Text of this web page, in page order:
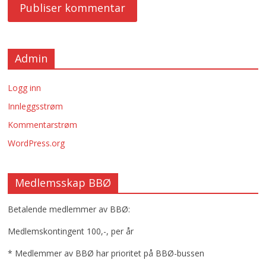
Admin
Logg inn
Innleggsstrøm
Kommentarstrøm
WordPress.org
Medlemsskap BBØ
Betalende medlemmer av BBØ:
Medlemskontingent 100,-, per år
* Medlemmer av BBØ har prioritet på BBØ-bussen